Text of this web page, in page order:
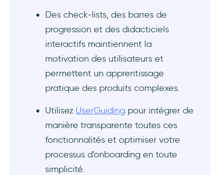
Des check-lists, des barres de
progression et des didacticiels
interactifs maintiennent la
motivation des utilisateurs et
permettent un apprentissage
pratique des produits complexes.
Utilisez UserGuiding pour intégrer de
manière transparente toutes ces
fonctionnalités et optimiser votre
processus d'onboarding en toute
simplicité.